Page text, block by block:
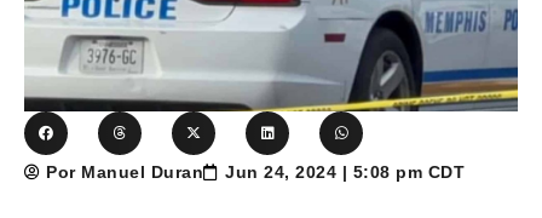
Por Manuel Duran Jun 24, 2024 | 5:08 pm CDT